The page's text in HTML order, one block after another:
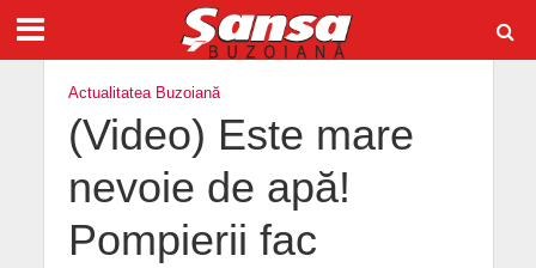
Actualitatea Buzoiană
(Video) Este mare
nevoie de apă!
Pompierii fac